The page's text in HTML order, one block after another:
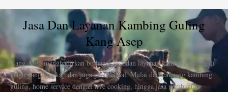
Jasa Dan Layanan Kambing Guling
Kang Asep
Kang Asep menghadirkan berbagai jasa dan layanan kambing guling di
Dago yang lengkap dan juga profesional. Mulai dari catering kambing
guling, home service dengan live cooking, hingga jasa pembuatan